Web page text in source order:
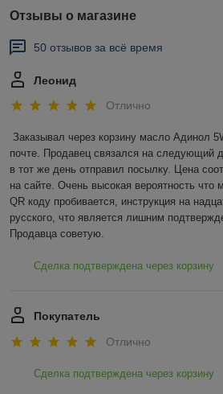
Отзывы о магазине
50 отзывов за всё время
Леонид
Отлично
Заказывал через корзину масло Адинол
почте. Продавец связался на следующий
в тот же день отправил посылку. Цена
на сайте. Очень высокая вероятность что
QR коду пробивается, инструкция на
русского, что является лишним
Продавца советую.
Сделка подтверждена через корзину
Покупатель
Отлично
Сделка подтверждена через корзину